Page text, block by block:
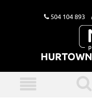
504 104 893